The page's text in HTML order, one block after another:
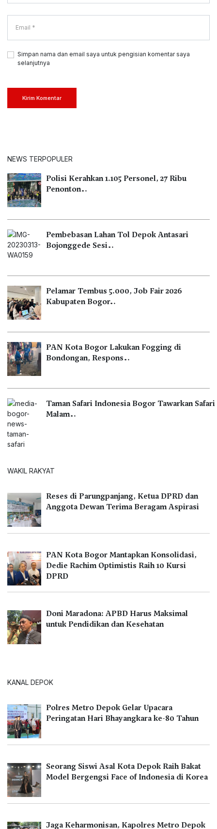
Simpan nama dan email saya untuk pengisian komentar saya
selanjutnya
Kirim Komentar
NEWS TERPOPULER
Polisi Kerahkan 1.105 Personel, 27 Ribu
Penonton…
Pembebasan Lahan Tol Depok Antasari
Bojonggede Sesi…
Pelamar Tembus 5.000, Job Fair 2026
Kabupaten Bogor…
PAN Kota Bogor Lakukan Fogging di
Bondongan, Respons…
Taman Safari Indonesia Bogor Tawarkan Safari
Malam…
WAKIL RAKYAT
Reses di Parungpanjang, Ketua DPRD dan
Anggota Dewan Terima Beragam Aspirasi
PAN Kota Bogor Mantapkan Konsolidasi,
Dedie Rachim Optimistis Raih 10 Kursi
DPRD
Doni Maradona: APBD Harus Maksimal
untuk Pendidikan dan Kesehatan
KANAL DEPOK
Polres Metro Depok Gelar Upacara
Peringatan Hari Bhayangkara ke-80 Tahun
Seorang Siswi Asal Kota Depok Raih Bakat
Model Bergengsi Face of Indonesia di Korea
Jaga Keharmonisan, Kapolres Metro Depok